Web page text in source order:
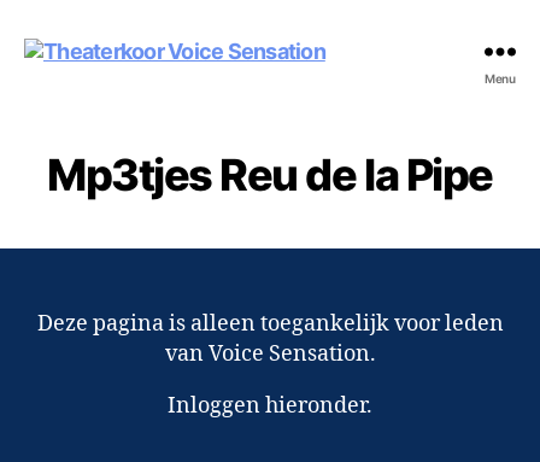
Menu
Mp3tjes Reu de la Pipe
Deze pagina is alleen toegankelijk voor leden
van Voice Sensation.
Inloggen hieronder.